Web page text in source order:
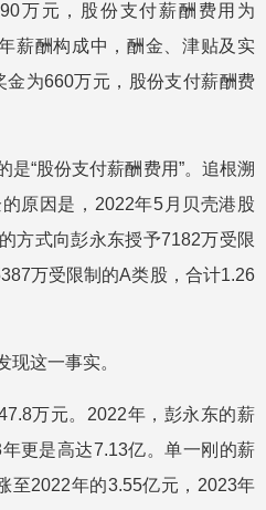
万元，股份支付薪酬费用为
薪酬构成中，酬金、津贴及实
为660万元，股份支付薪酬费
“股份支付薪酬费用”。追根溯
原因是，2022年5月贝壳港股
方式向彭永东授予7182万受限
万受限制的A类股，合计1.26
现这一事实。
万元。2022年，彭永东的薪
更是高达7.13亿。单一刚的薪
至2022年的3.55亿元，2023年